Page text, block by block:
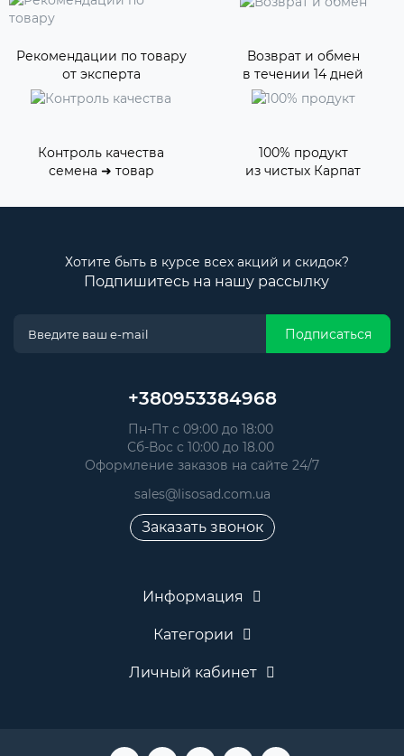
Рекомендации по товару
от эксперта
Возврат и обмен
в течении 14 дней
Контроль качества
семена ➜ товар
100% продукт
из чистых Карпат
Хотите быть в курсе всех акций и скидок?
Подпишитесь на нашу рассылку
Подписаться
+380953384968
Пн-Пт с 09:00 до 18:00
Сб-Вос с 10:00 до 18.00
Оформление заказов на сайте 24/7
sales@lisosad.com.ua
Заказать звонок
Информация
Категории
Личный кабинет